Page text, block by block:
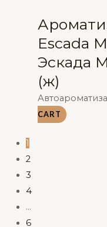
Escada
Эскада
(ж)
CART
1
2
3
4
…
6